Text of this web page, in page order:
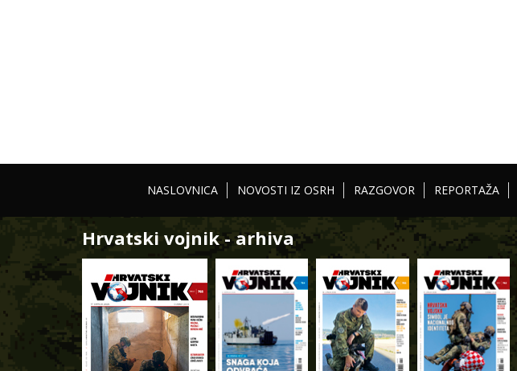
NASLOVNICA NOVOSTI IZ OSRH RAZGOVOR REPORTAŽA
Hrvatski vojnik - arhiva